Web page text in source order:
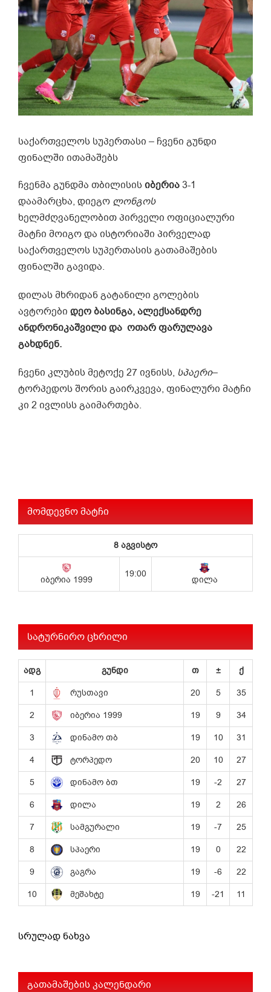
საქართველოს სუპერთასი – ჩვენი გუნდი
ფინალში ითამაშებს
ჩვენმა გუნდმა თბილისისიბერია3-1
დაამარცხა, დიეგო ლონგოს
ხელმძღვანელობით პირველი ოფიციალური
მატჩი მოიგო და ისტორიაში პირველად
საქართველოს სუპერთასის გათამაშების
ფინალში გავიდა.
დილას მხრიდან გატანილი გოლების
ავტორები დეო ბასინგა, ალექსანდრე
ანდრონიკაშვილი და ოთარ ფარულავა
გახდნენ.
ჩვენი კლუბის მეტოქე 27 ივნისს, სპაერი–
ტორპედოს შორის გაირკვევა, ფინალური მატჩი
კი 2 ივლისს გაიმართება.
მომდევნო მატჩი
სატურნირო ცხრილი
სრულად ნახვა
გათამაშების კალენდარი